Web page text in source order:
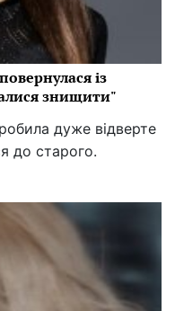
із
знищити"
дуже відверте
до старого.